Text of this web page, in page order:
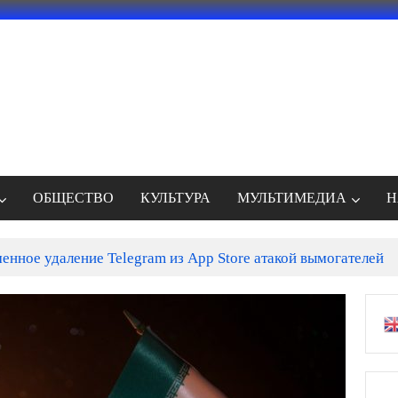
ОБЩЕСТВО КУЛЬТУРА МУЛЬТИМЕДИА
удаление Telegram из App Store атакой вымогателей